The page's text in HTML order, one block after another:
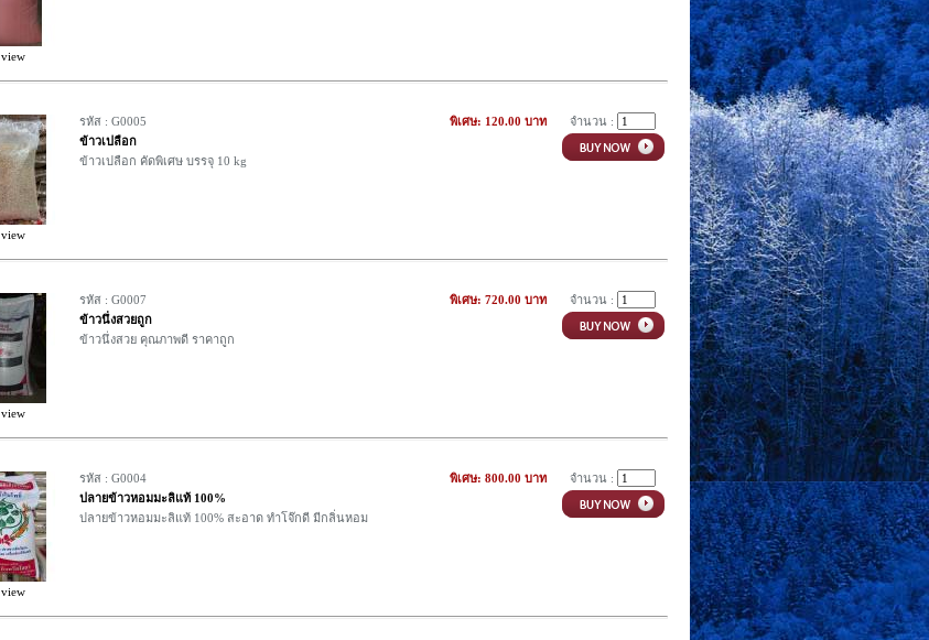
view
view
รหัส : G0005
ข้าวเปลือก
ข้าวเปลือก คัดพิเศษ บรรจุ 10 kg
พิเศษ: 120.00 บาท จำนวน :
view
รหัส : G0007
ข้าวนึ่งสวยถูก
ข้าวนึ่งสวย คุณภาพดี ราคาถูก
พิเศษ: 720.00 บาท จำนวน :
view
รหัส : G0004
ปลายข้าวหอมมะลิแท้ 100%
ปลายข้าวหอมมะลิแท้ 100% สะอาด ทําโจ๊กดี มีกลิ่นหอม
พิเศษ: 800.00 บาท จำนวน :